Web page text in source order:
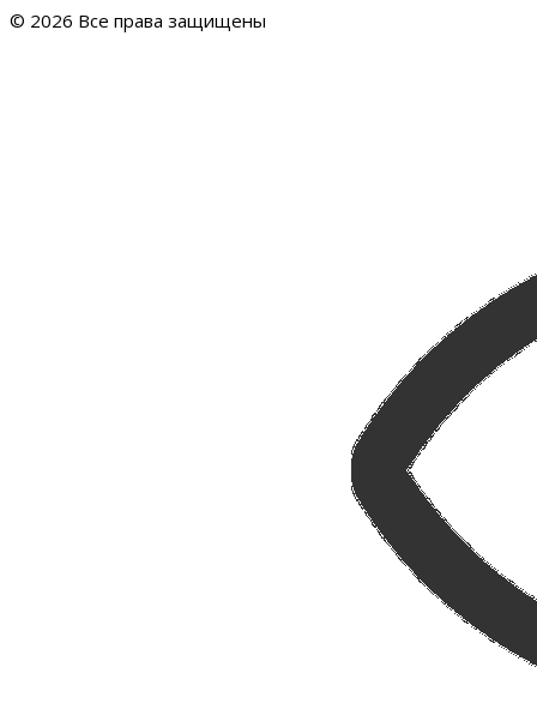
© 2026 Все права защищены